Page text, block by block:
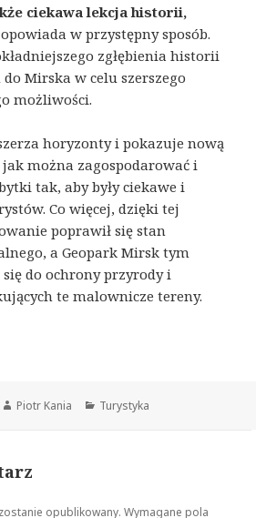
ciekawa lekcja historii,
w przystępny sposób.
zgłębienia historii
Mirska w celu szerszego
możliwości.
horyzonty i pokazuje nową
można zagospodarować i
tak, aby były ciekawe i
Co więcej, dzięki tej
poprawił się stan
a Geopark Mirsk tym
do ochrony przyrody i
te malownicze tereny.
Autor
Piotr Kania Kategorie
Turystyka
opublikowany. Wymagane pola